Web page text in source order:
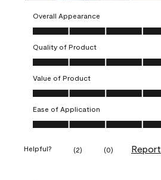
Overall Appearance
Overall Appearance, 5.0 out of 5
Quality of Product
Quality of Product, 5.0 out of 5
Value of Product
Value of Product, 5.0 out of 5
Ease of Application
Ease of Application, 5.0 out of 5
Helpful? (2) (0) Report